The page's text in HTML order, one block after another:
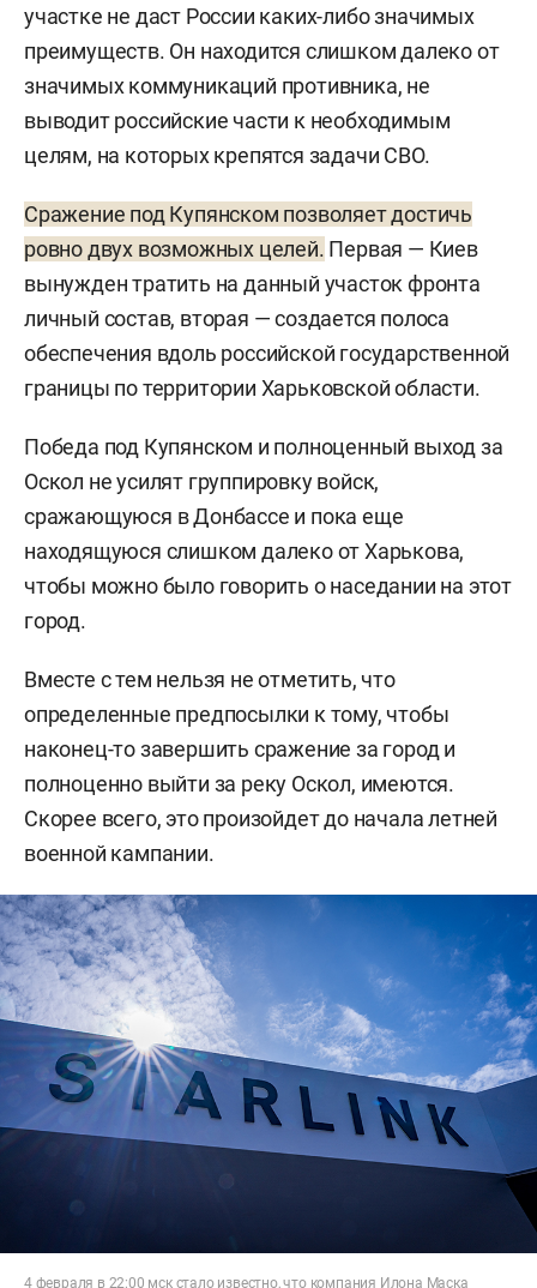
участке не даст России каких-либо значимых
преимуществ. Он находится слишком далеко от
значимых коммуникаций противника, не
выводит российские части к необходимым
целям, на которых крепятся задачи СВО.
Сражение под Купянском позволяет достичь
ровно двух возможных целей. Первая — Киев
вынужден тратить на данный участок фронта
личный состав, вторая — создается полоса
обеспечения вдоль российской государственной
границы по территории Харьковской области.
Победа под Купянском и полноценный выход за
Оскол не усилят группировку войск,
сражающуюся в Донбассе и пока еще
находящуюся слишком далеко от Харькова,
чтобы можно было говорить о наседании на этот
город.
Вместе с тем нельзя не отметить, что
определенные предпосылки к тому, чтобы
наконец-то завершить сражение за город и
полноценно выйти за реку Оскол, имеются.
Скорее всего, это произойдет до начала летней
военной кампании.
4 февраля в 22:00 мск стало известно, что компания Илона Маска